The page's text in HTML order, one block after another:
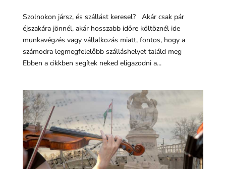
Szolnokon jársz, és szállást keresel? Akár csak pár
éjszakára jönnél, akár hosszabb időre költöznél ide
munkavégzés vagy vállalkozás miatt, fontos, hogy a
számodra legmegfelelőbb szálláshelyet találd meg
Ebben a cikkben segítek neked eligazodni a...